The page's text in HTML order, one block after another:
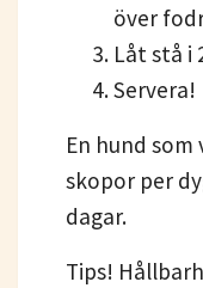
över
Låt stå i
Servera!
En hund som
skopor per
dagar.
Tips!